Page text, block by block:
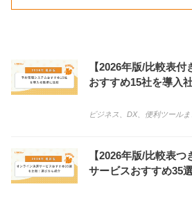
【2026年版/比較表
おすすめ15社を導入
ビジネス DX、 便利ツール
【2026年版/比較表
サービスおすすめ35